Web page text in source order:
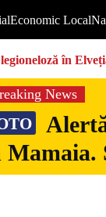
Economic Local
legioneloză în
News
Mamaia.